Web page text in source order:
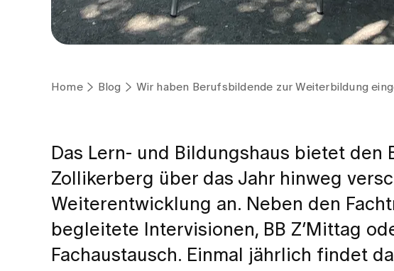
Home Blog Wir haben Berufsbildende zur Weiterbildung
Das Lern- und Bildungshaus bietet
Zollikerberg über das Jahr hinweg
Weiterentwicklung an. Neben den
begleitete Intervisionen, BB Z’Mittag
Fachaustausch. Einmal jährlich findet